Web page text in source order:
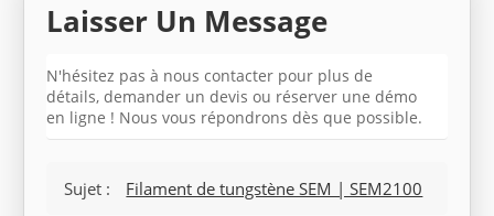
Laisser Un Message
N'hésitez pas à nous contacter pour plus de
détails, demander un devis ou réserver une démo
en ligne ! Nous vous répondrons dès que possible.
Sujet : Filament de tungstène SEM | SEM2100